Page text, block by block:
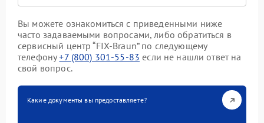
Вы можете ознакомиться с приведенными ниже
часто задаваемыми вопросами, либо обратиться в
сервисный центр “FIX-Braun” по следующему
телефону+7 (800) 301-55-83 если не нашли ответ на
свой вопрос.
Какие документы вы предоставляете?